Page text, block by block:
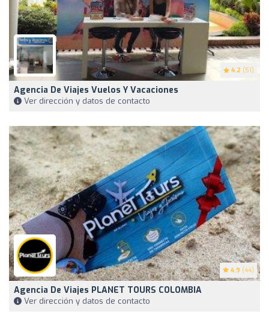
4.2 (51)
Agencia De Viajes Vuelos Y Vacaciones
Ver dirección y datos de contacto
4.9 (44)
Agencia De Viajes PLANET TOURS COLOMBIA
Ver dirección y datos de contacto